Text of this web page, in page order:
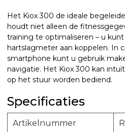
Het Kiox 300 de ideale
houdt niet alleen de
training te optimaliseren – u
hartslagmeter aan koppelen. In
smartphone kunt u gebruik
navigatie. Het Kiox 300 kan
op het stuur worden bediend.
Specificaties
Artikelnummer